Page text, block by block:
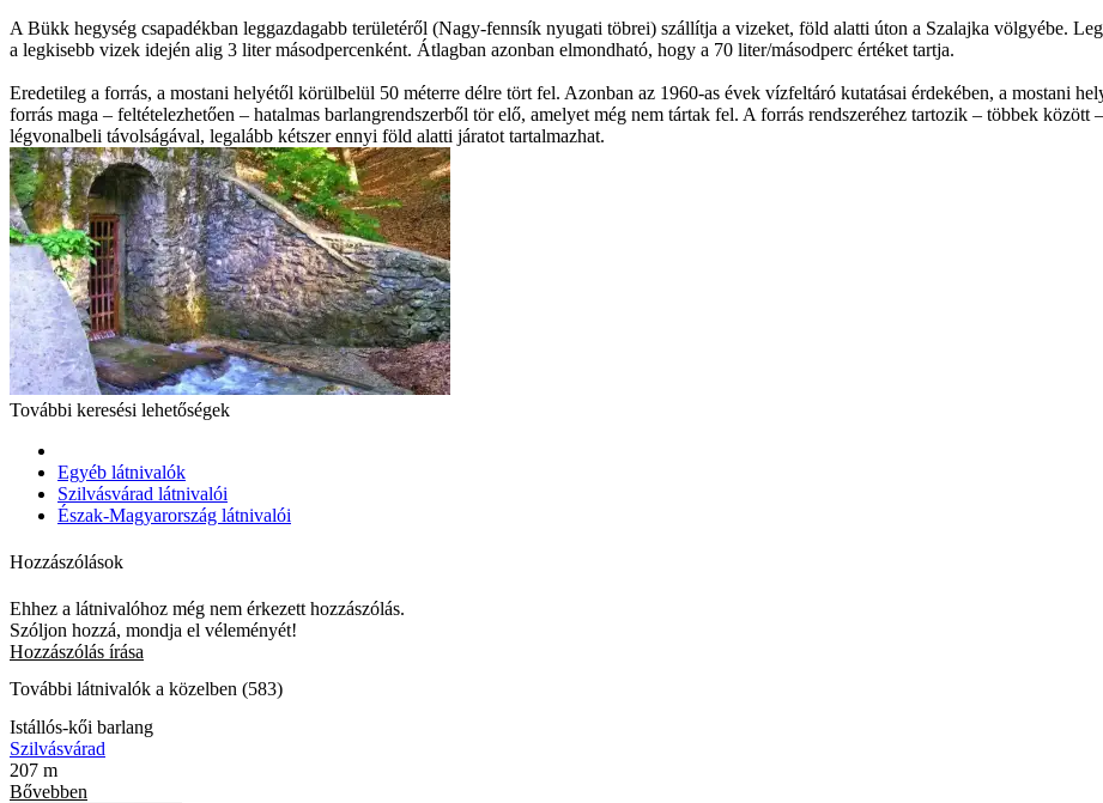
A Bükk hegység csapadékban leggazdagabb területéről (Nagy-fennsík nyugati töbrei) szállítja a vizeket, föld alatti úton a Szalajka völgyébe.
a legkisebb vizek idején alig 3 liter másodpercenként. Átlagban azonban elmondható, hogy a 70 liter/másodperc értéket tartja.
Eredetileg a forrás, a mostani helyétől körülbelül 50 méterre délre tört fel. Azonban az 1960-as évek vízfeltáró kutatásai érdekében, a mostani
forrás maga – feltételezhetően – hatalmas barlangrendszerből tör elő, amelyet még nem tártak fel. A forrás rendszeréhez tartozik – többek
légvonalbeli távolságával, legalább kétszer ennyi föld alatti járatot tartalmazhat.
További keresési lehetőségek
Egyéb látnivalók
Szilvásvárad látnivalói
Észak-Magyarország látnivalói
Hozzászólások
Ehhez a látnivalóhoz még nem érkezett hozzászólás.
Szóljon hozzá, mondja el véleményét!
Hozzászólás írása
További látnivalók a közelben (583)
Istállós-kői barlang
Szilvásvárad
207 m
Bővebben